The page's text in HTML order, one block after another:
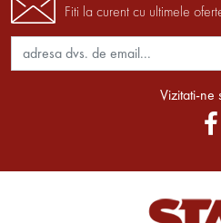
Fiti la curent cu ultimele
Vizitati-ne